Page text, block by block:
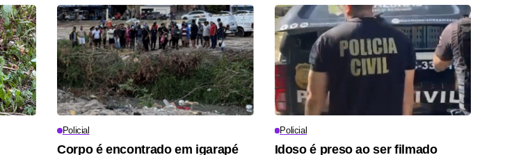
Policial
Corpo é encontrado em igarapé
Policial
Idoso é preso ao ser filmado